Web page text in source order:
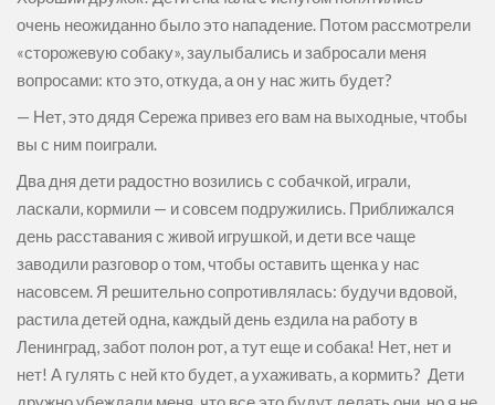
очень неожиданно было это нападение. Потом рассмотрели
«сторожевую собаку», заулыбались и забросали меня
вопросами: кто это, откуда, а он у нас жить будет?
— Нет, это дядя Сережа привез его вам на выходные, чтобы
вы с ним поиграли.
Два дня дети радостно возились с собачкой, играли,
ласкали, кормили — и совсем подружились. Приближался
день расставания с живой игрушкой, и дети все чаще
заводили разговор о том, чтобы оставить щенка у нас
насовсем. Я решительно сопротивлялась: будучи вдовой,
растила детей одна, каждый день ездила на работу в
Ленинград, забот полон рот, а тут еще и собака! Нет, нет и
нет! А гулять с ней кто будет, а ухаживать, а кормить? Дети